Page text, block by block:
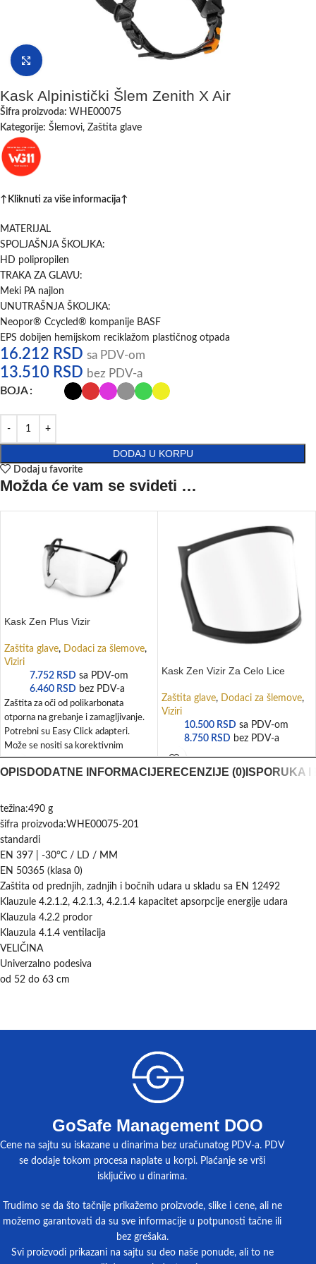
Klikni da uvećaš
Kask Alpinistički Šlem Zenith X Air
Šifra proizvoda: WHE00075
Kategorije: Šlemovi, Zaštita glave
↑Kliknuti za više informacija↑
MATERIJAL
SPOLJAŠNJA ŠKOLJKA:
HD polipropilen
TRAKA ZA GLAVU:
Meki PA najlon
UNUTRAŠNJA ŠKOLJKA:
Neopor® Ccycled® kompanije BASF
EPS dobijen hemijskom reciklažom plastičnog otpada
16.212 RSD sa PDV-om
13.510 RSD bez PDV-a
BOJA
DODAJ U KORPU
Dodaj u favorite
Možda će vam se svideti …
Kask Zen Plus Vizir
Zaštita glave, Dodaci za šlemove,
Viziri
7.752 RSD sa PDV-om
6.460 RSD bez PDV-a
Zaštita za oči od polikarbonata
otporna na grebanje i zamagljivanje.
Potrebni su Easy Click adapteri.
Može se nositi sa korektivnim
Kask Zen Vizir Za Celo Lice
Zaštita glave, Dodaci za šlemove,
Viziri
10.500 RSD sa PDV-om
8.750 RSD bez PDV-a
OPIS DODATNE INFORMACIJE RECENZIJE (0) ISPORUKA
težina:490 g
šifra proizvoda:WHE00075-201
standardi
EN 397 | -30°C / LD / MM
EN 50365 (klasa 0)
Zaštita od prednjih, zadnjih i bočnih udara u skladu sa EN 12492
Klauzule 4.2.1.2, 4.2.1.3, 4.2.1.4 kapacitet apsorpcije energije udara
Klauzula 4.2.2 prodor
Klauzula 4.1.4 ventilacija
VELIČINA
Univerzalno podesiva
od 52 do 63 cm
GoSafe Management DOO
Cene na sajtu su iskazane u dinarima bez uračunatog PDV-a. PDV
se dodaje tokom procesa naplate u korpi. Plaćanje se vrši
isključivo u dinarima.
Trudimo se da što tačnije prikažemo proizvode, slike i cene, ali ne
možemo garantovati da su sve informacije u potpunosti tačne ili
bez grešaka.
Svi proizvodi prikazani na sajtu su deo naše ponude, ali to ne